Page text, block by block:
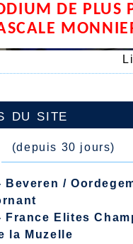
du site
(depuis 30 jours)
Beveren /
France Elites
la Muzelle
DE PLUS